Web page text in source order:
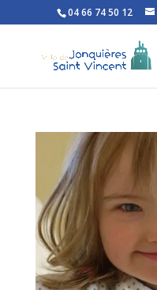
Ouvrir la barre d’outils
04 66 74 50 12